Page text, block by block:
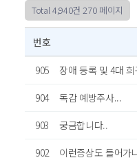
Total 4,940건 270 페이지
번호
905
장애 등록 및 4대
904
독감 예방주사...
903
궁금합니다..
902
이런증상도 들어가